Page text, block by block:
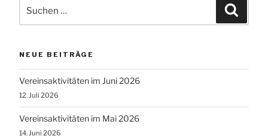
nach:
NEUE BEITRÄGE
Vereinsaktivitäten im Juni 2026
12. Juli 2026
Vereinsaktivitäten im Mai 2026
14. Juni 2026